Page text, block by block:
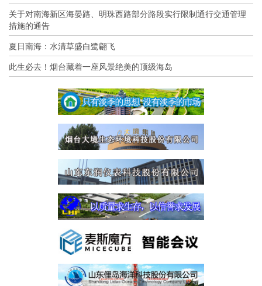
关于对南海新区海晏路、明珠西路部分路段实行限制通行交通管理
措施的通告
夏日南海：水清草盛白鹭翩飞
此生必去！烟台藏着一座风景绝美的顶级海岛